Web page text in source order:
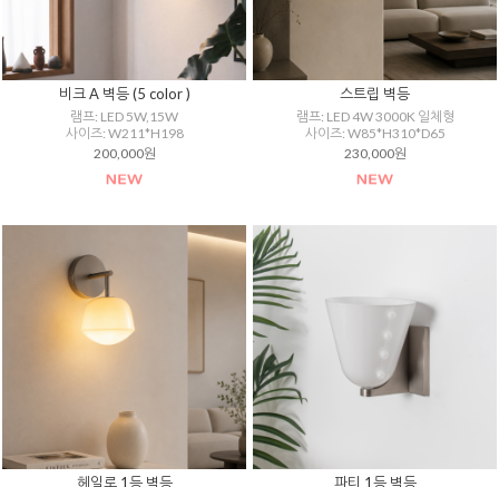
비크 A 벽등 (5 color )
램프: LED 5W,15W
사이즈: W211*H198
200,000원
스트립 벽등
램프: LED 4W 3000K 일체형
사이즈: W85*H310*D65
230,000원
헤일로 1등 벽등 파티 1등 벽등